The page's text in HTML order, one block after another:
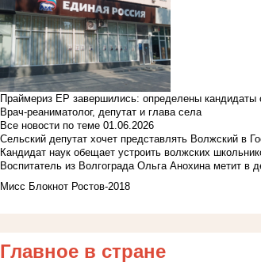
Праймериз ЕР завершились: определены
Врач-реаниматолог, депутат и глава села
Все новости по теме 01.06.2026
Сельский депутат хочет представлять Волжский в
Кандидат наук обещает устроить волжских
Воспитатель из Волгограда Ольга Анохина метит в
Мисс Блокнот Ростов-2018
Главное в стране